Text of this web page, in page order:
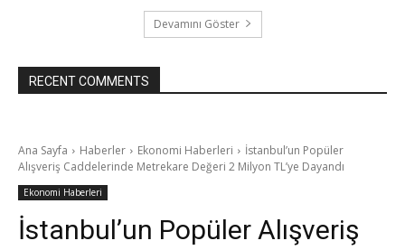
Devamını Göster
RECENT COMMENTS